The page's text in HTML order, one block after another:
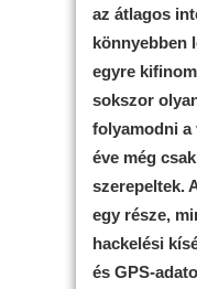
az átlagos
könnyebben
egyre
sokszor
folyamodni a
éve még
szerepeltek.
egy része,
hackelési
és GPS-